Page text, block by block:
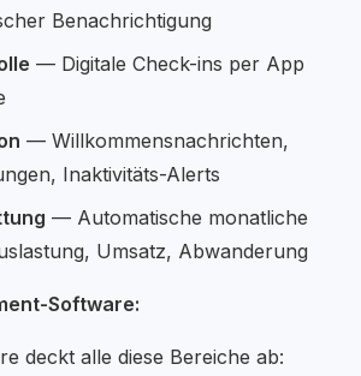
Benachrichtigung
— Digitale Check-ins per App
— Willkommensnachrichten,
Inaktivitäts-Alerts
— Automatische monatliche
Umsatz, Abwanderung
Software:
deckt alle diese Bereiche ab: